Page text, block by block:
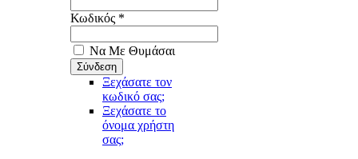
Κωδικός *
Να Με Θυμάσαι
Ξεχάσατε τον
κωδικό σας;
Ξεχάσατε το
όνομα χρήστη
σας;